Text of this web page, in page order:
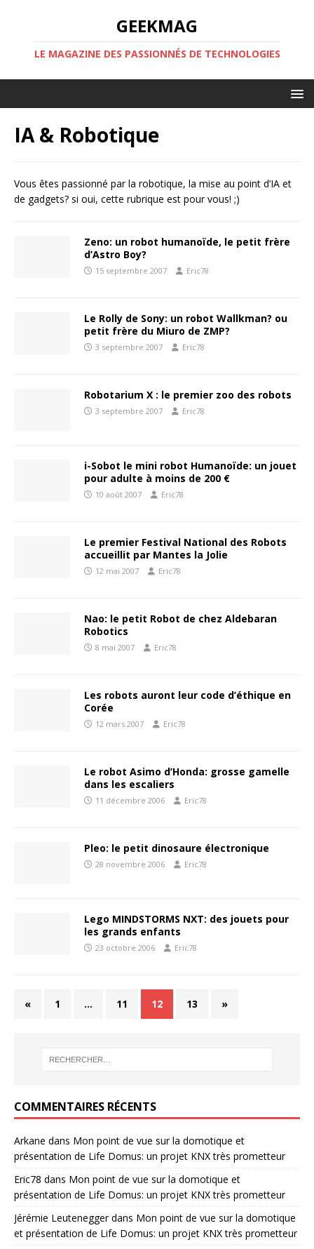
GEEKMAG
LE MAGAZINE DES PASSIONNÉS DE TECHNOLOGIES
IA & Robotique
Vous êtes passionné par la robotique, la mise au point d’IA et
de gadgets? si oui, cette rubrique est pour vous! ;)
Zeno: un robot humanoïde, le petit frère
d’Astro Boy?
15 septembre 2007 Eric78
Le Rolly de Sony: un robot Wallkman? ou
petit frère du Miuro de ZMP?
3 septembre 2007 Eric78
Robotarium X : le premier zoo des robots
3 septembre 2007 Eric78
i-Sobot le mini robot Humanoïde: un jouet
pour adulte à moins de 200 €
10 août 2007 Eric78
Le premier Festival National des Robots
accueillit par Mantes la Jolie
12 mai 2007 Eric78
Nao: le petit Robot de chez Aldebaran
Robotics
8 mai 2007 Eric78
Les robots auront leur code d’éthique en
Corée
12 mars 2007 Eric78
Le robot Asimo d’Honda: grosse gamelle
dans les escaliers
11 décembre 2006 Eric78
Pleo: le petit dinosaure électronique
28 novembre 2006 Eric78
Lego MINDSTORMS NXT: des jouets pour
les grands enfants
23 octobre 2006 Eric78
« 1 … 11 12 13 »
COMMENTAIRES RÉCENTS
Arkane dans Mon point de vue sur la domotique et
présentation de Life Domus: un projet KNX très prometteur
Eric78 dans Mon point de vue sur la domotique et
présentation de Life Domus: un projet KNX très prometteur
Jérémie Leuteneggerdans Mon point de vue sur la domotique
et présentation de Life Domus: un projet KNX très prometteur